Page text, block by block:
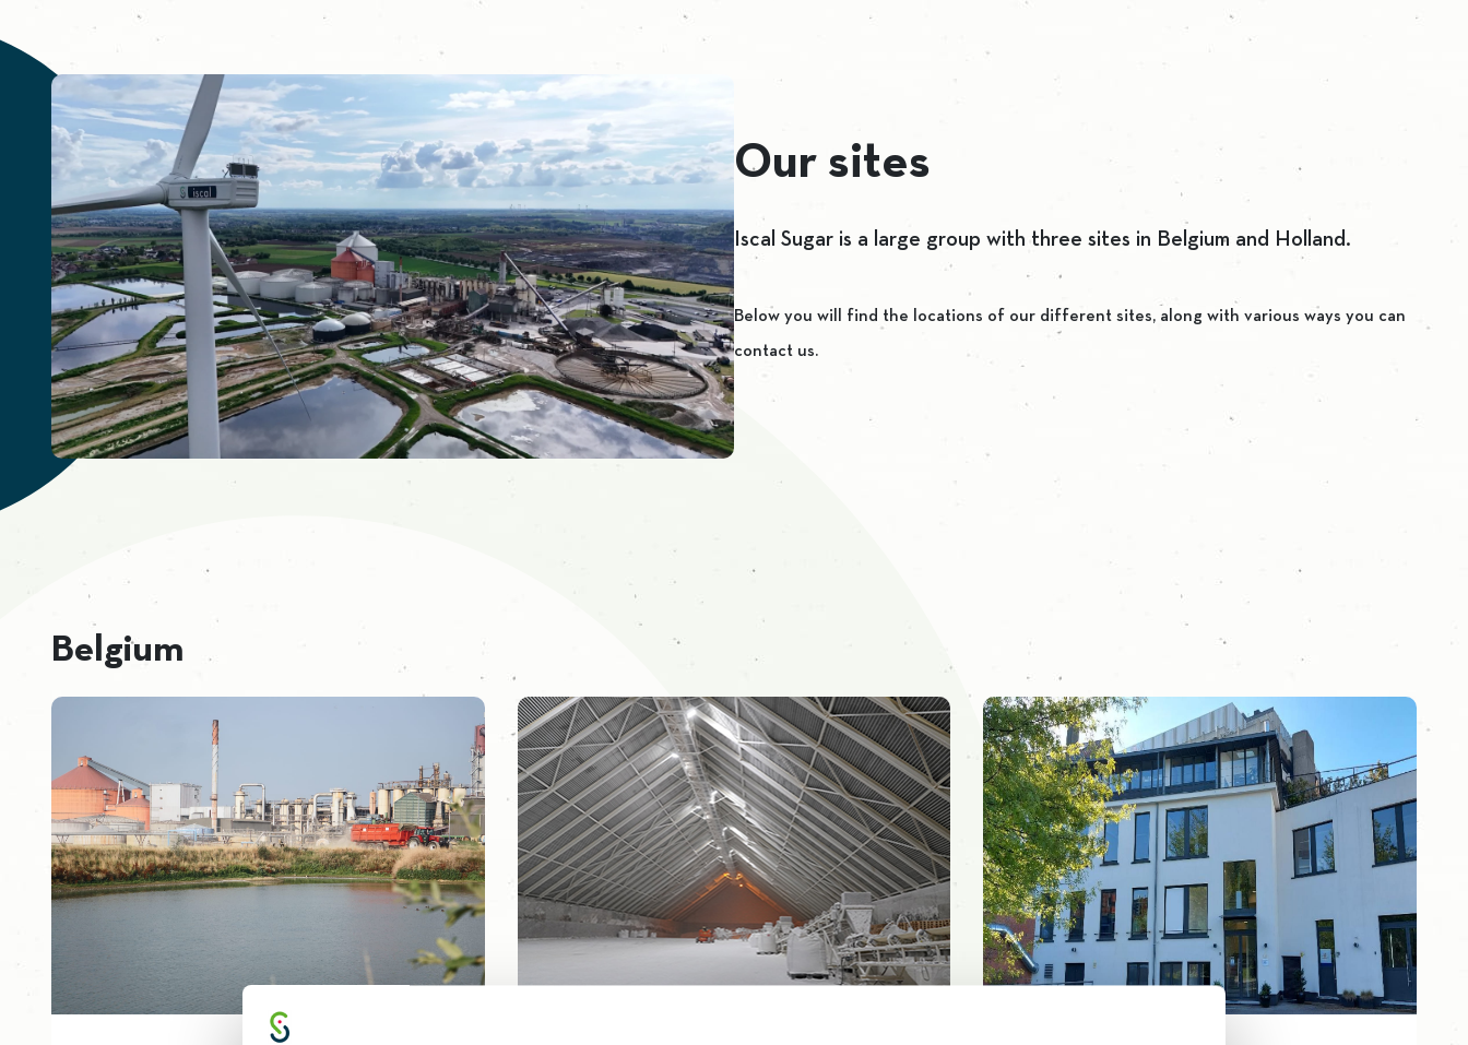
Our sites
Iscal Sugar is a large group with three sites in Belgium and Holland.
Below you will find the locations of our different sites, along with various ways you can
contact us.
Belgium